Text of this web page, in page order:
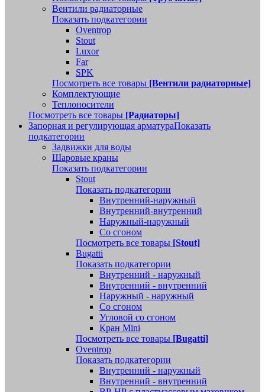
Вентили радиаторные
Показать подкатегории
Oventrop
Stout
Luxor
Far
SPK
Посмотреть все товары [Вентили радиаторные]
Комплектующие
Теплоносители
Посмотреть все товары [Радиаторы]
Запорная и регулирующая арматураПоказать
подкатегории
Задвижки для воды
Шаровые краны
Показать подкатегории
Stout
Показать подкатегории
Внутренний-наружный
Внутренний-внутренний
Наружный-наружный
Со сгоном
Посмотреть все товары [Stout]
Bugatti
Показать подкатегории
Внутренний - наружный
Внутренний - внутренний
Наружный - наружный
Со сгоном
Угловой со сгоном
Кран Mini
Посмотреть все товары [Bugatti]
Oventrop
Показать подкатегории
Внутренний - наружный
Внутренний - внутренний